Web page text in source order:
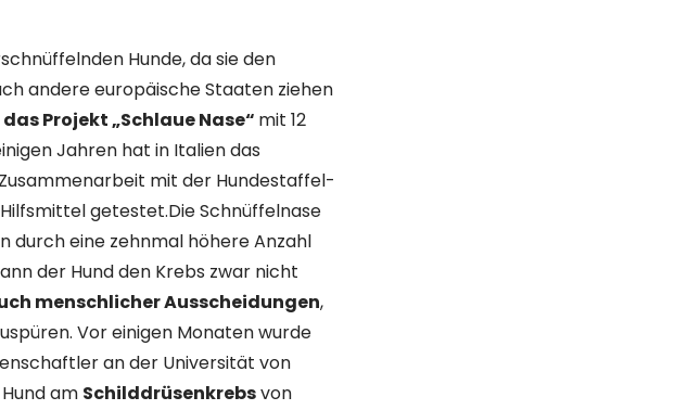
Hunde, da sie den
andere europäische Staaten ziehen
das Projekt „Schlaue Nase“ mit 12
Jahren hat in Italien das
mit der Hundestaffel-
getestet.Die Schnüffelnase
durch eine zehnmal höhere Anzahl
der Hund den Krebs zwar nicht
menschlicher Ausscheidungen,
Vor einigen Monaten wurde
an der Universität von
am Schilddrüsenkrebsvon